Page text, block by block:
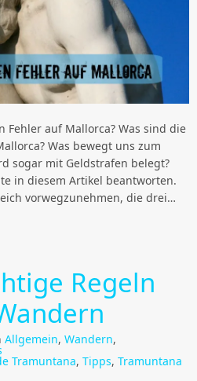
Fehler auf Mallorca? Was sind die
Was bewegt uns zum
sogar mit Geldstrafen belegt?
in diesem Artikel beantworten.
vorwegzunehmen, die drei…
Regeln
Allgemein, Wandern,
Tramuntana, Tipps, Tramuntana